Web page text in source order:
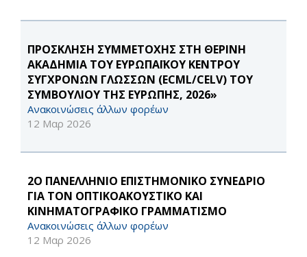
ΠΡΟΣΚΛΗΣΗ ΣΥΜΜΕΤΟΧΗΣ ΣΤΗ ΘΕΡΙΝΗ
ΑΚΑΔΗΜΙΑ ΤΟΥ ΕΥΡΩΠΑΪΚΟΥ ΚΕΝΤΡΟΥ
ΣΥΓΧΡΟΝΩΝ ΓΛΩΣΣΩΝ (ECML/CELV) ΤΟΥ
ΣΥΜΒΟΥΛΙΟΥ ΤΗΣ ΕΥΡΩΠΗΣ, 2026»
Ανακοινώσεις άλλων φορέων
12 Μαρ 2026
2Ο ΠΑΝΕΛΛΗΝΙΟ ΕΠΙΣΤΗΜΟΝΙΚΟ ΣΥΝΕΔΡΙΟ
ΓΙΑ ΤΟΝ ΟΠΤΙΚΟΑΚΟΥΣΤΙΚΟ ΚΑΙ
ΚΙΝΗΜΑΤΟΓΡΑΦΙΚΟ ΓΡΑΜΜΑΤΙΣΜΟ
Ανακοινώσεις άλλων φορέων
12 Μαρ 2026